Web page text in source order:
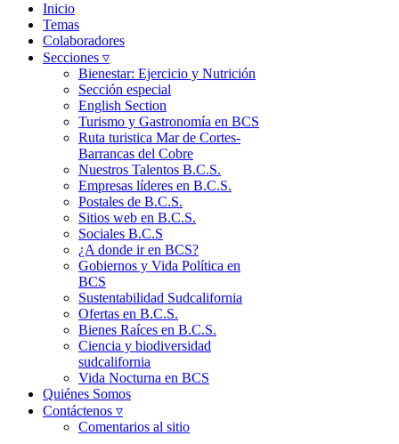
Inicio
Temas
Colaboradores
Secciones ▿
Bienestar: Ejercicio y Nutrición
Sección especial
English Section
Turismo y Gastronomía en BCS
Ruta turistica Mar de Cortes-
Barrancas del Cobre
Nuestros Talentos B.C.S.
Empresas líderes en B.C.S.
Postales de B.C.S.
Sitios web en B.C.S.
Sociales B.C.S
¿A donde ir en BCS?
Gobiernos y Vida Política en
BCS
Sustentabilidad Sudcalifornia
Ofertas en B.C.S.
Bienes Raíces en B.C.S.
Ciencia y biodiversidad
sudcalifornia
Vida Nocturna en BCS
Quiénes Somos
Contáctenos ▿
Comentarios al sitio